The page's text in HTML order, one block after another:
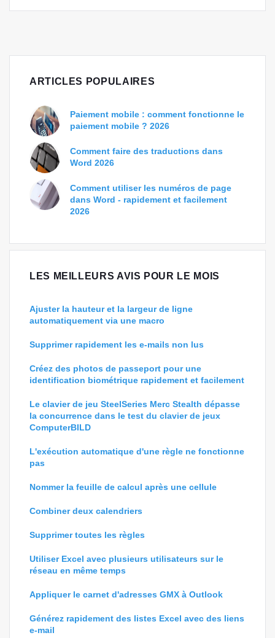
ARTICLES POPULAIRES
Paiement mobile : comment fonctionne le
paiement mobile ? 2026
Comment faire des traductions dans
Word 2026
Comment utiliser les numéros de page
dans Word - rapidement et facilement
2026
LES MEILLEURS AVIS POUR LE MOIS
Ajuster la hauteur et la largeur de ligne
automatiquement via une macro
Supprimer rapidement les e-mails non lus
Créez des photos de passeport pour une
identification biométrique rapidement et facilement
Le clavier de jeu SteelSeries Merc Stealth dépasse
la concurrence dans le test du clavier de jeux
ComputerBILD
L'exécution automatique d'une règle ne fonctionne
pas
Nommer la feuille de calcul après une cellule
Combiner deux calendriers
Supprimer toutes les règles
Utiliser Excel avec plusieurs utilisateurs sur le
réseau en même temps
Appliquer le carnet d'adresses GMX à Outlook
Générez rapidement des listes Excel avec des liens
e-mail